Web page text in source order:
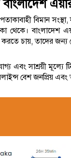
বিমান
বাংলাদেশ
চায়, তাদের জন্য
এবং সাশ্রয়ী মূল্যে
বেশ জনপ্রিয় এবং